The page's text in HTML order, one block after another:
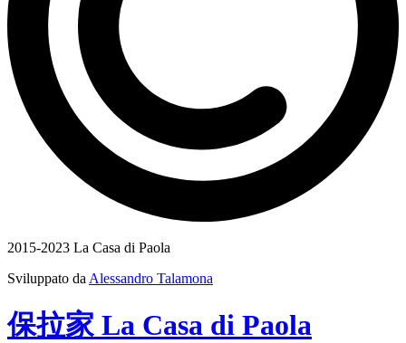
2015-2023 La Casa di Paola
Sviluppato da Alessandro Talamona
保拉家 La Casa di Paola